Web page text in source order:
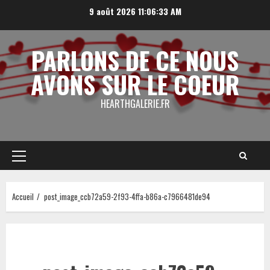
9 août 2026 11:06:33 AM
PARLONS DE CE NOUS
AVONS SUR LE COEUR
HEARTHGALERIE.FR
Menu
principal
Accueil post_image_ccb72a59-2f93-4ffa-b86a-c7966481de94